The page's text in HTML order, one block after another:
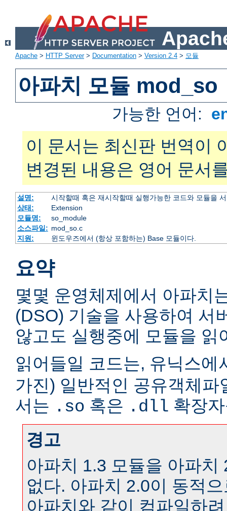
Apache > HTTP Server> Documentation > Version 2.4 > 모듈
아파치 모듈 mod_so
가능한 언어:
이 문서는 최신판 번역이
변경된 내용은 영어 문서
설명:
시작할때 혹은 재시작할때 실행가능한 코드와 모듈을
상태:
Extension
모듈명:
so_module
소스파일: mod_so.c
지원:
윈도우즈에서 (항상 포함하는) Base 모듈이다.
요약
몇몇 운영체제에서 아파치
(DSO) 기술을 사용하여 서
않고도 실행중에 모듈을 읽
읽어들일 코드는, 유닉스에
가진) 일반적인 공유객체파
서는 .so 혹은 .dll 확장
경고
아파치 1.3 모듈을 아파치
없다. 아파치 2.0이 동적
아파치와 같이 컴파일하